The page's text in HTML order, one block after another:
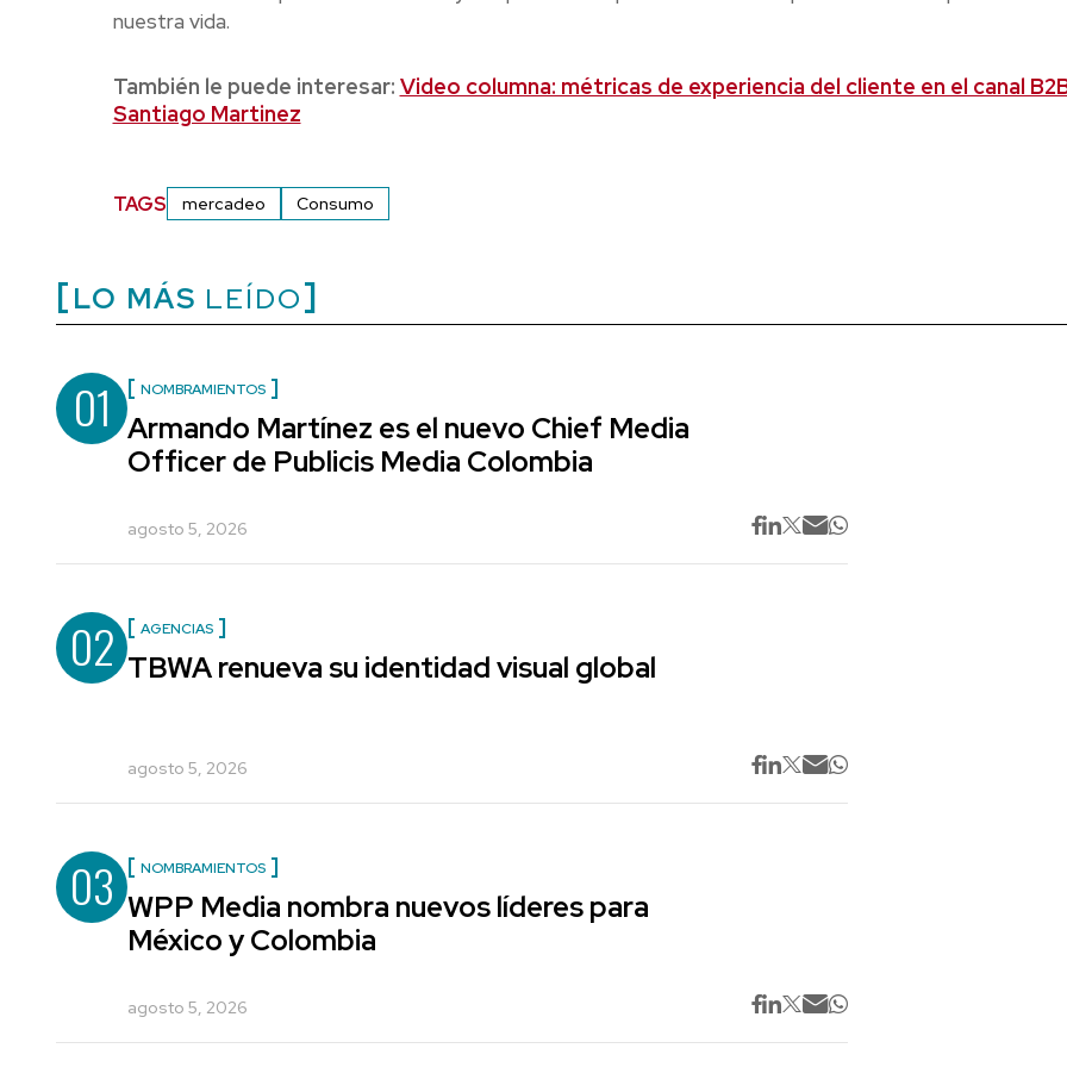
nuestra vida.
También le puede interesar: Video columna: métricas de experiencia del cliente en el canal
Santiago Martinez
TAGS mercadeo Consumo
LO MÁS LEÍDO
01 NOMBRAMIENTOS
Armando Martínez es el nuevo Chief Media
Officer de Publicis Media Colombia
agosto 5, 2026
02 AGENCIAS
TBWA renueva su identidad visual global
agosto 5, 2026
03 NOMBRAMIENTOS
WPP Media nombra nuevos líderes para
México y Colombia
agosto 5, 2026